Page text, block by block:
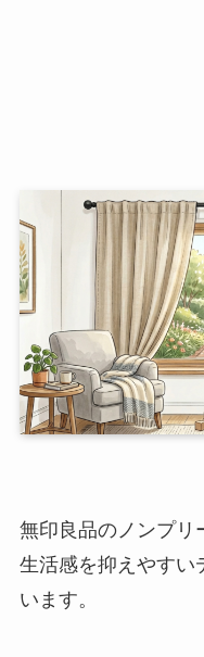
無印良品のノンプリ
生活感を抑えやすい
います。